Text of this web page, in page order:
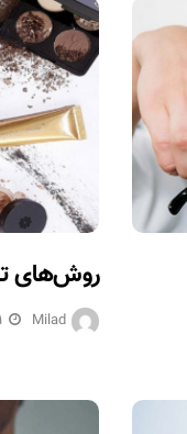
روش‌های
Milad 1 ژانویه 2023